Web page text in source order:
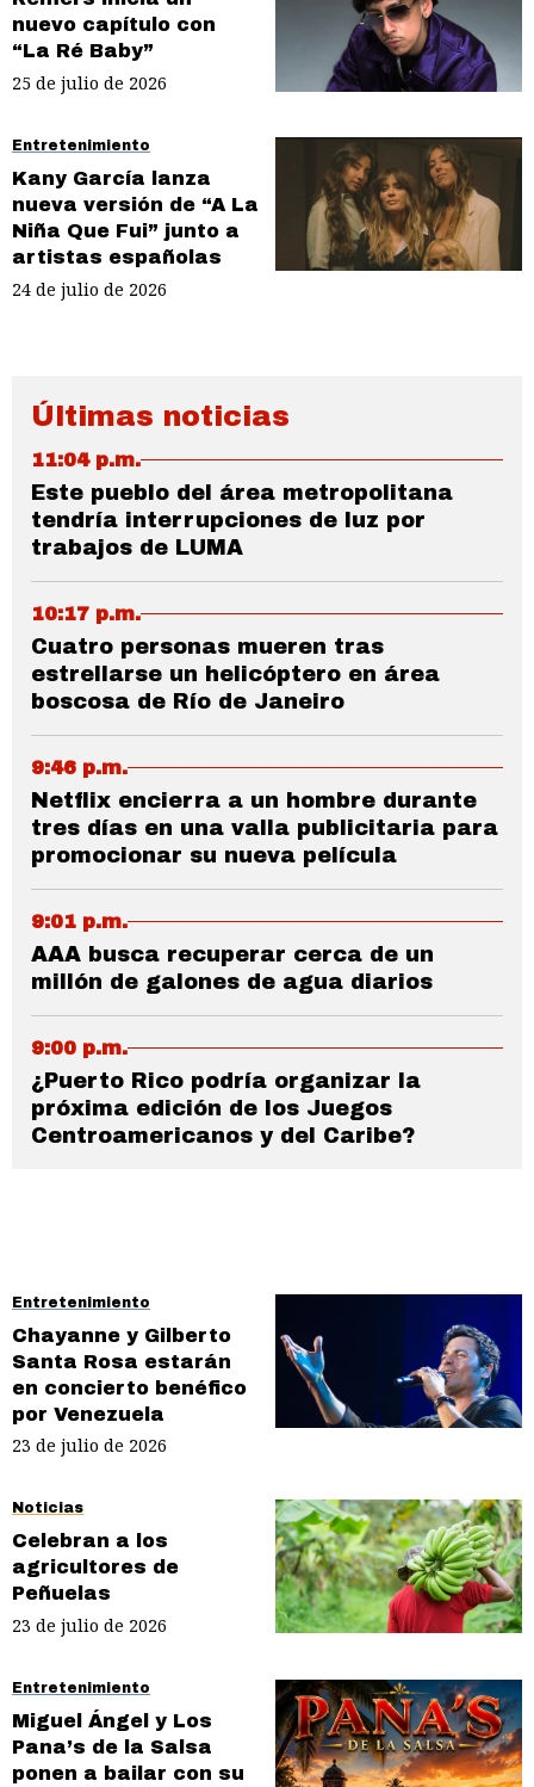
nuevo capítulo con
“La Ré Baby”
25 de julio de 2026
Entretenimiento
Kany García lanza
nueva versión de “A La
Niña Que Fui” junto a
artistas españolas
24 de julio de 2026
Últimas noticias
11:04 p.m.
Este pueblo del área metropolitana
tendría interrupciones de luz por
trabajos de LUMA
10:17 p.m.
Cuatro personas mueren tras
estrellarse un helicóptero en área
boscosa de Río de Janeiro
9:46 p.m.
Netflix encierra a un hombre durante
tres días en una valla publicitaria para
promocionar su nueva película
9:01 p.m.
AAA busca recuperar cerca de un
millón de galones de agua diarios
9:00 p.m.
¿Puerto Rico podría organizar la
próxima edición de los Juegos
Centroamericanos y del Caribe?
Entretenimiento
Chayanne y Gilberto
Santa Rosa estarán
en concierto benéfico
por Venezuela
23 de julio de 2026
Noticias
Celebran a los
agricultores de
Peñuelas
23 de julio de 2026
Entretenimiento
Miguel Ángel y Los
Pana’s de la Salsa
ponen a bailar con su